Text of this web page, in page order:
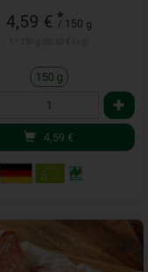
4,59 € *
/ 150 g
150 g
4,59 €